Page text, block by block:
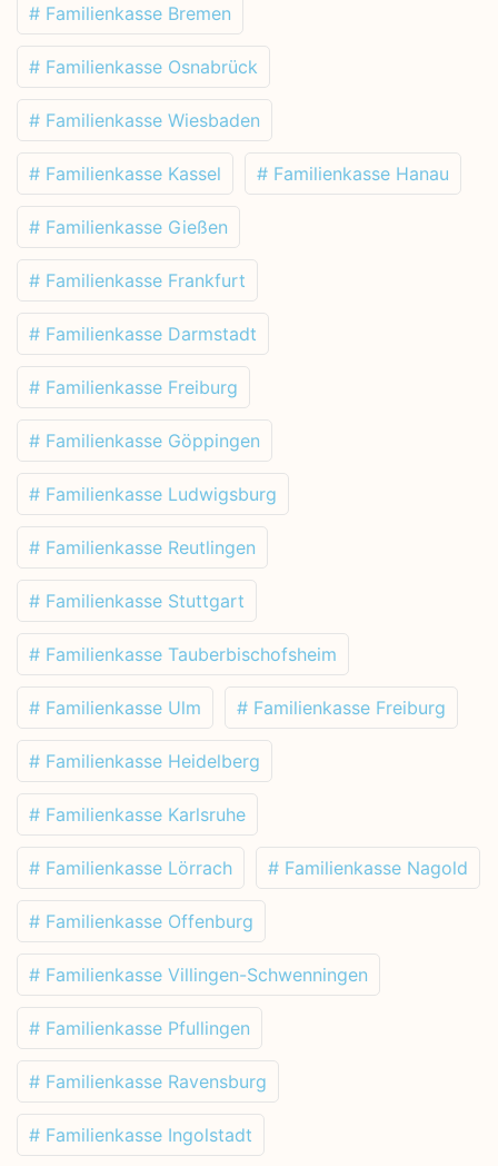
# Familienkasse Bremen
# Familienkasse Osnabrück
# Familienkasse Wiesbaden
# Familienkasse Kassel # Familienkasse Hanau
# Familienkasse Gießen
# Familienkasse Frankfurt
# Familienkasse Darmstadt
# Familienkasse Freiburg
# Familienkasse Göppingen
# Familienkasse Ludwigsburg
# Familienkasse Reutlingen
# Familienkasse Stuttgart
# Familienkasse Tauberbischofsheim
# Familienkasse Ulm # Familienkasse Freiburg
# Familienkasse Heidelberg
# Familienkasse Karlsruhe
# Familienkasse Lörrach # Familienkasse Nagold
# Familienkasse Offenburg
# Familienkasse Villingen-Schwenningen
# Familienkasse Pfullingen
# Familienkasse Ravensburg
# Familienkasse Ingolstadt